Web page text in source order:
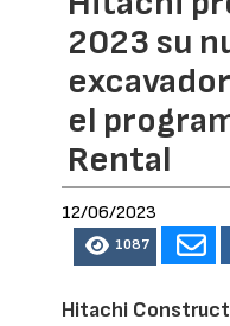
2023 su
el
Rental
12/06/2023
1087
Hitachi